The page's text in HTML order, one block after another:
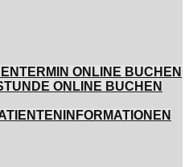
ONLINE BUCHEN
ONLINE BUCHEN